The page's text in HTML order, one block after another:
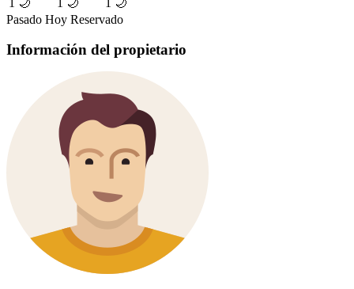
1 🌙
1 🌙
1 🌙
Pasado Hoy Reservado
Información del propietario